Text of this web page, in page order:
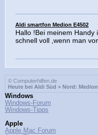
Aldi smartfon Medion E4502
Hallo !Bei meinem
schnell voll ,wenn man
© Computerhilfen.de
Heute bei Aldi Süd + Nord:
Windows
Windows-Forum
Windows-Tipps
Apple
Apple Mac Forum